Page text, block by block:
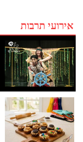
אירועי תרבות